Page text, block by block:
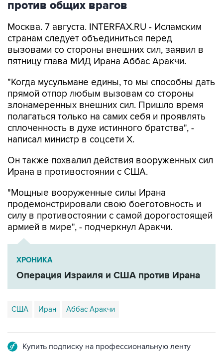
против общих врагов
Москва. 7 августа. INTERFAX.RU - Исламским
странам следует объединиться перед
вызовами со стороны внешних сил, заявил в
пятницу глава МИД Ирана Аббас Аракчи.
"Когда мусульмане едины, то мы способны дать
прямой отпор любым вызовам со стороны
злонамеренных внешних сил. Пришло время
полагаться только на самих себя и проявлять
сплоченность в духе истинного братства", -
написал министр в соцсети Х.
Он также похвалил действия вооруженных сил
Ирана в противостоянии с США.
"Мощные вооруженные силы Ирана
продемонстрировали свою боеготовность и
силу в противостоянии с самой дорогостоящей
армией в мире", - подчеркнул Аракчи.
ХРОНИКА
Операция Израиля и США против Ирана
США Иран Аббас Аракчи
Купить подписку на профессиональную ленту